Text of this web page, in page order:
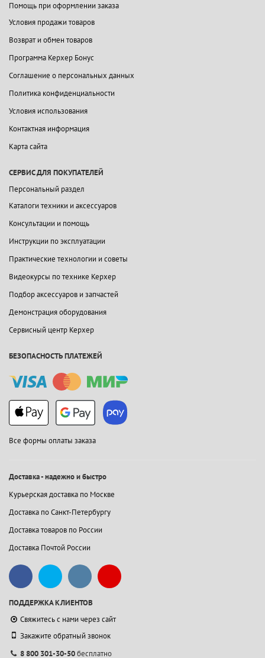
Помощь при оформлении заказа
Условия продажи товаров
Возврат и обмен товаров
Программа Керхер Бонус
Соглашение о персональных данных
Политика конфиденциальности
Условия использования
Контактная информация
Карта сайта
СЕРВИС ДЛЯ ПОКУПАТЕЛЕЙ
Персональный раздел
Каталоги техники и аксессуаров
Консультации и помощь
Инструкции по эксплуатации
Практические технологии и советы
Видеокурсы по технике Керхер
Подбор аксессуаров и запчастей
Демонстрация оборудования
Сервисный центр Керхер
БЕЗОПАСНОСТЬ ПЛАТЕЖЕЙ
Все формы оплаты заказа
Доставка - надежно и быстро
Курьерская доставка по Москве
Доставка по Санкт-Петербургу
Доставка товаров по России
Доставка Почтой России
ПОДДЕРЖКА КЛИЕНТОВ
Свяжитесь с нами через сайт
Закажите обратный звонок
8 800 301-30-50бесплатно